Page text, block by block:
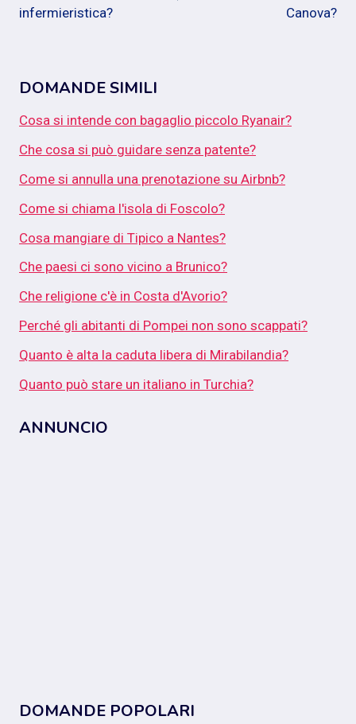
infermieristica?
Canova?
DOMANDE SIMILI
Cosa si intende con bagaglio piccolo Ryanair?
Che cosa si può guidare senza patente?
Come si annulla una prenotazione su Airbnb?
Come si chiama l'isola di Foscolo?
Cosa mangiare di Tipico a Nantes?
Che paesi ci sono vicino a Brunico?
Che religione c'è in Costa d'Avorio?
Perché gli abitanti di Pompei non sono scappati?
Quanto è alta la caduta libera di Mirabilandia?
Quanto può stare un italiano in Turchia?
ANNUNCIO
DOMANDE POPOLARI